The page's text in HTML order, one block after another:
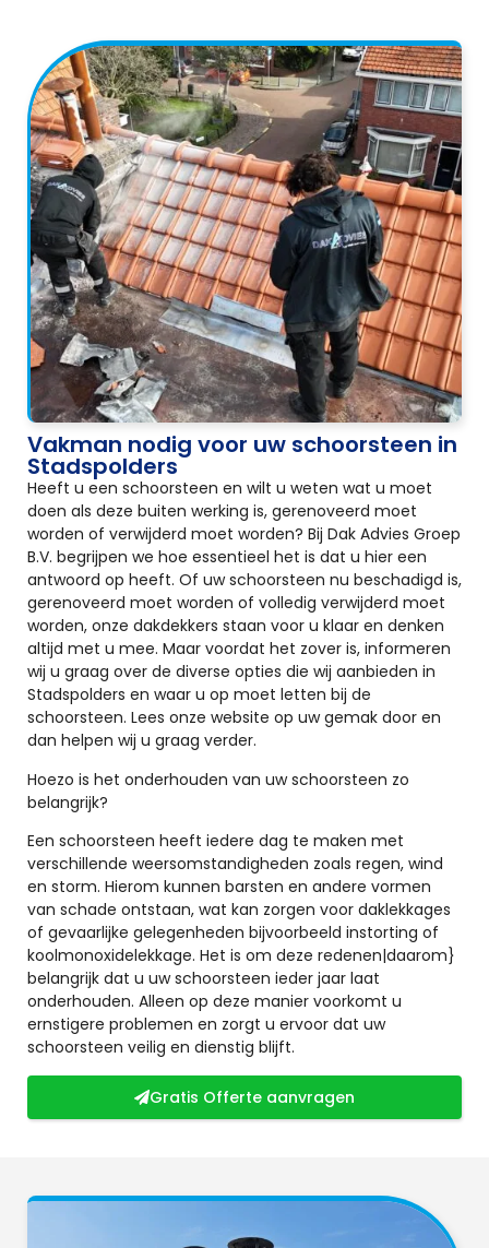
Vakman nodig voor uw schoorsteen in
Stadspolders
Heeft u een schoorsteen en wilt u weten wat u moet
doen als deze buiten werking is, gerenoveerd moet
worden of verwijderd moet worden? Bij Dak Advies Groep
B.V. begrijpen we hoe essentieel het is dat u hier een
antwoord op heeft. Of uw schoorsteen nu beschadigd is,
gerenoveerd moet worden of volledig verwijderd moet
worden, onze dakdekkers staan voor u klaar en denken
altijd met u mee. Maar voordat het zover is, informeren
wij u graag over de diverse opties die wij aanbieden in
Stadspolders en waar u op moet letten bij de
schoorsteen. Lees onze website op uw gemak door en
dan helpen wij u graag verder.
Hoezo is het onderhouden van uw schoorsteen zo
belangrijk?
Een schoorsteen heeft iedere dag te maken met
verschillende weersomstandigheden zoals regen, wind
en storm. Hierom kunnen barsten en andere vormen
van schade ontstaan, wat kan zorgen voor daklekkages
of gevaarlijke gelegenheden bijvoorbeeld instorting of
koolmonoxidelekkage. Het is om deze redenen|daarom}
belangrijk dat u uw schoorsteen ieder jaar laat
onderhouden. Alleen op deze manier voorkomt u
ernstigere problemen en zorgt u ervoor dat uw
schoorsteen veilig en dienstig blijft.
Gratis Offerte aanvragen